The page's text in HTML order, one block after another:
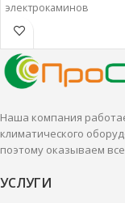
электрокаминов
характеризуются
качеством и
Наша компания
климатического
поэтому оказываем
УСЛУГИ